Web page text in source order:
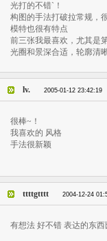
光打的不错`！
构图的手法打破拉常规，
模特也很有特点
前三张我最喜欢，尤其是
光圈和景深合适，轮廓清
lv. 2005-01-12 23:42:19
很棒~！
我喜欢的 风格
手法很新颖
ttttgtttt 2004-12-24
有想法 好不错 表达的东